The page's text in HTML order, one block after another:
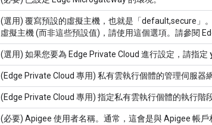
(選用) 覆寫預設的虛擬主機，也就是「default,secure」
虛擬主機 (而非這些預設值)，請使用這個選項。請參閱
(選用) 如果您要為 Edge Private Cloud 進行設定，請指定
(Edge Private Cloud 專用) 私有雲執行個體的管理伺服器
(Edge Private Cloud 專用) 指定私有雲執行個體的執行階
(必要) Apigee 使用者名稱。通常，這會是與 Apigee 帳